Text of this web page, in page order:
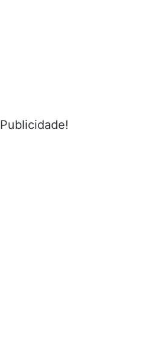
Publicidade!